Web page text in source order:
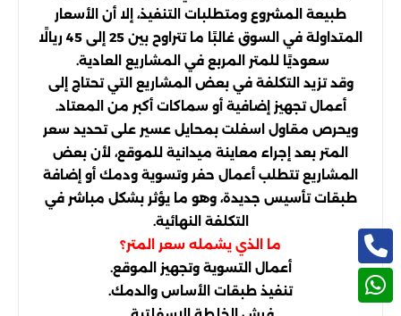
طبيعة المشروع ومتطلبات التنفيذ، إلا أن الأسعار
المتداولة في السوق غالبًا ما تتراوح بين 25 إلى 45 ريالًا
سعوديًا للمتر المربع في المشاريع العادية.
وقد تزيد التكلفة في بعض المشاريع التي تحتاج إلى
أعمال تجهيز إضافية أو سماكات أكبر من المعتاد.
ويحرص مقاول اسفلت بمحايل عسير على تحديد سعر
المتر بعد إجراء معاينة ميدانية للموقع، لأن بعض
المشاريع تتطلب أعمال حفر وتسوية ودمك أو إضافة
طبقات تأسيس جديدة، وهو ما يؤثر بشكل مباشر في
التكلفة النهائية.
ما الذي يشمله سعر المتر؟
أعمال التسوية وتجهيز الموقع.
تنفيذ طبقات الأساس والدمك.